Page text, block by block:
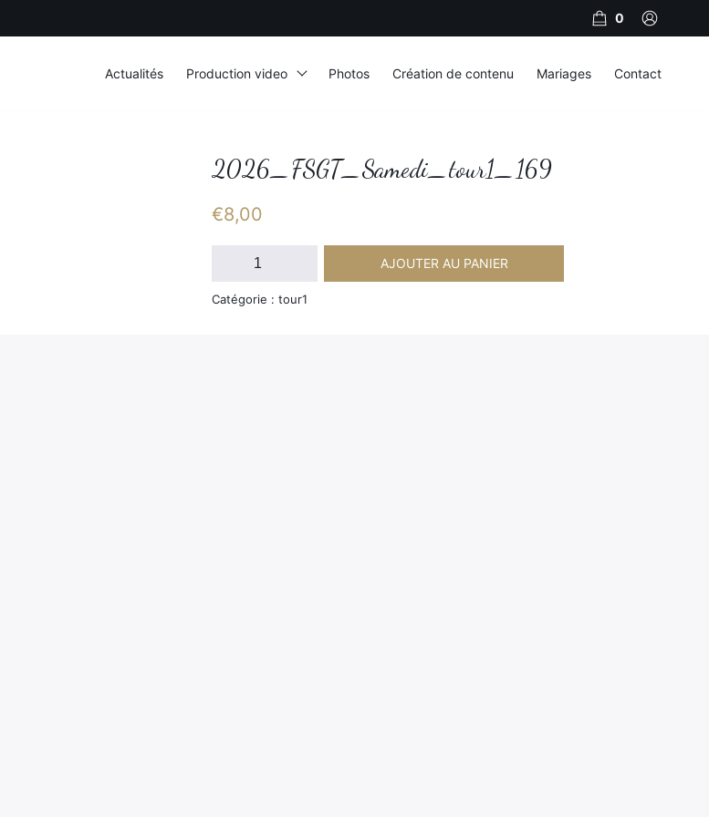
2026_FSGT_Samedi_tour1_169
€8,00
quantité
2026_FSGT_Samedi_tour1_169
AJOUTER AU PANIER
Catégorie : tour1
0
Actualités Production video Photos Création de contenu Mariages Contact